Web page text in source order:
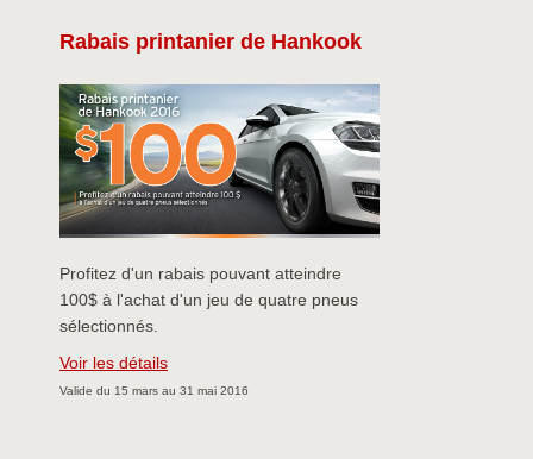
Rabais printanier de Hankook
Profitez d'un rabais pouvant atteindre
100$ à l'achat d'un jeu de quatre pneus
sélectionnés.
Voir les détails
Valide du 15 mars au 31 mai 2016